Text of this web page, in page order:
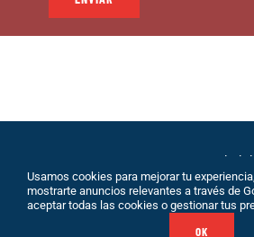
© 1999 – DECANO – La comunidad
Desarrollo: Eolio |Políticas de
Nosotros|Terminos de Servicio|
Usamos cookies para mejorar tu
mostrarte anuncios relevantes a través de
aceptar todas las cookies o gestionar tus
OK